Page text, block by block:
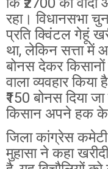
रहा। विधानसभा
प्रति क्विंटल गेहूं
था, लेकिन सत्ता में
बोनस देकर
वाला व्यवहार
₹150 बोनस दिया
किसान अपने हक के
जिला कांग्रेस
मुहासा ने कहा